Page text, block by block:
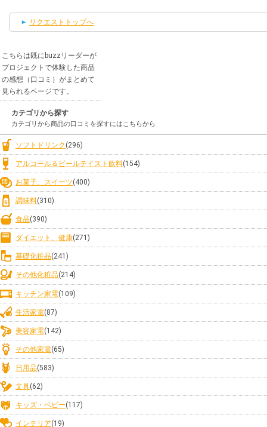
リクエストトップへ
こちらは既にbuzzリーダーが
プロジェクトで体験した商品
の感想（口コミ）がまとめて
見られるページです。
カテゴリから探す
カテゴリから商品の口コミを探すにはこちらから
ソフトドリンク (296)
アルコール＆ビールテイスト飲料(154)
お菓子、スイーツ(400)
調味料(310)
食品(390)
ダイエット、健康(271)
基礎化粧品(241)
その他化粧品(214)
キッチン家電(109)
生活家電(87)
美容家電(142)
その他家電(65)
日用品(583)
文具(62)
キッズ・ベビー(117)
インテリア(19)